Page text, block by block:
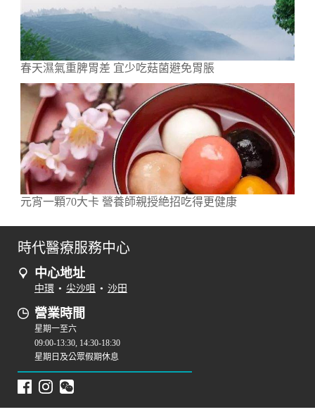
春天濕氣重脾胃差 宜少吃菇菌避免胃脹
元宵一顆70大卡 營養師親授絶招吃得更健康
時代醫療服務中心
中心地址
中環 • 尖沙咀 • 沙田
營業時間
星期一至六
09:00-13:30, 14:30-18:30
星期日及公眾假期休息